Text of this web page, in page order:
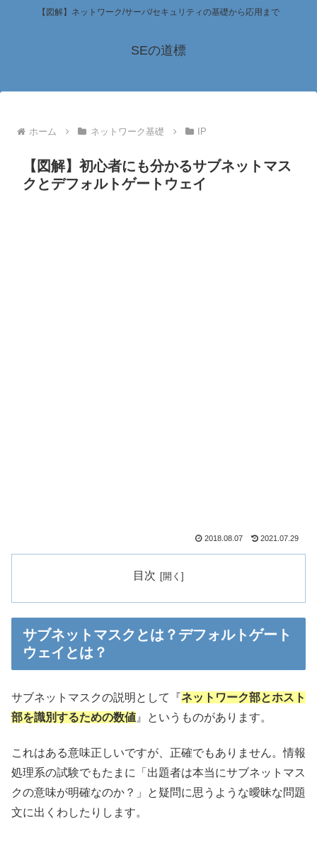
【図解】ネットワーク/サーバ/セキュリティの基礎から応用まで
SEの道標
ホーム ネットワーク基礎 IP
【図解】初心者にも分かるサブネットマス
クとデフォルトゲートウェイ
2018.08.07 2021.07.29
目次
サブネットマスクとは？デフォルトゲート
ウェイとは？
サブネットマスクの説明として『ネットワーク部とホスト
部を識別するための数値 』というものがあります。
これはある意味正しいですが、正確でもありません。情報
処理系の試験でもたまに「出題者は本当にサブネットマス
クの意味が明確なのか？」と疑問に思うような曖昧な問題
文に出くわしたりします。